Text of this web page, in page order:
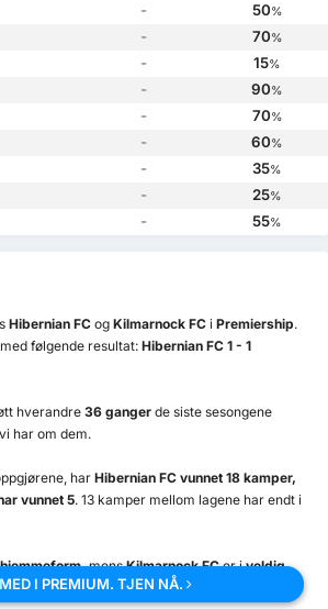
- 50%
- 70%
- 15%
- 90%
- 70%
- 60%
- 35%
- 25%
- 55%
Hibernian FC og Kilmarnock FC i Premiership.
følgende resultat: Hibernian FC 1 - 1
hverandre 36 ganger de siste sesongene
har om dem.
har Hibernian FC vunnet 18 kamper,
vunnet 5. 13 kamper mellom lagene har endt i
mensKilmarnock FCer iveldig
I PREMIUM. TJEN NÅ.